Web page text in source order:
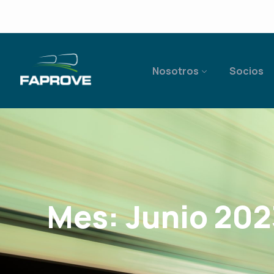
Nosotros Socios
Mes:Junio